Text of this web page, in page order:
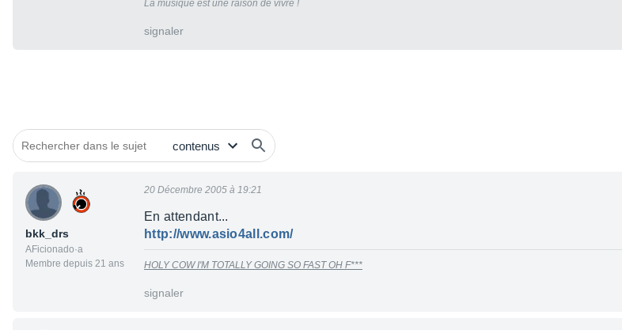
La musique est une raison de vivre !
signaler
bkk_drs
AFicionado·a
Membre depuis 21 ans
20 Décembre 2005 à 19:21
En attendant...
http://www.asio4all.com/
HOLY COW I'M TOTALLY GOING SO FAST OH F***
signaler